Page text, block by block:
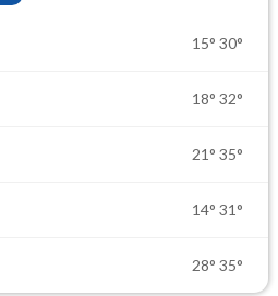
15° 30°
18° 32°
21° 35°
14° 31°
28° 35°